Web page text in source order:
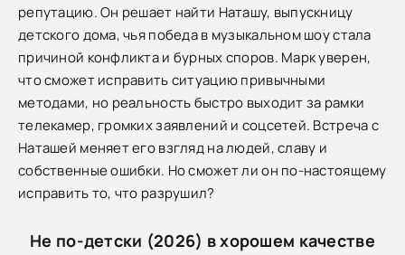
репутацию. Он решает найти Наташу, выпускницу
детского дома, чья победа в музыкальном шоу стала
причиной конфликта и бурных споров. Марк уверен,
что сможет исправить ситуацию привычными
методами, но реальность быстро выходит за рамки
телекамер, громких заявлений и соцсетей. Встреча с
Наташей меняет его взгляд на людей, славу и
собственные ошибки. Но сможет ли он по-настоящему
исправить то, что разрушил?
Не по-детски (2026) в хорошем качестве